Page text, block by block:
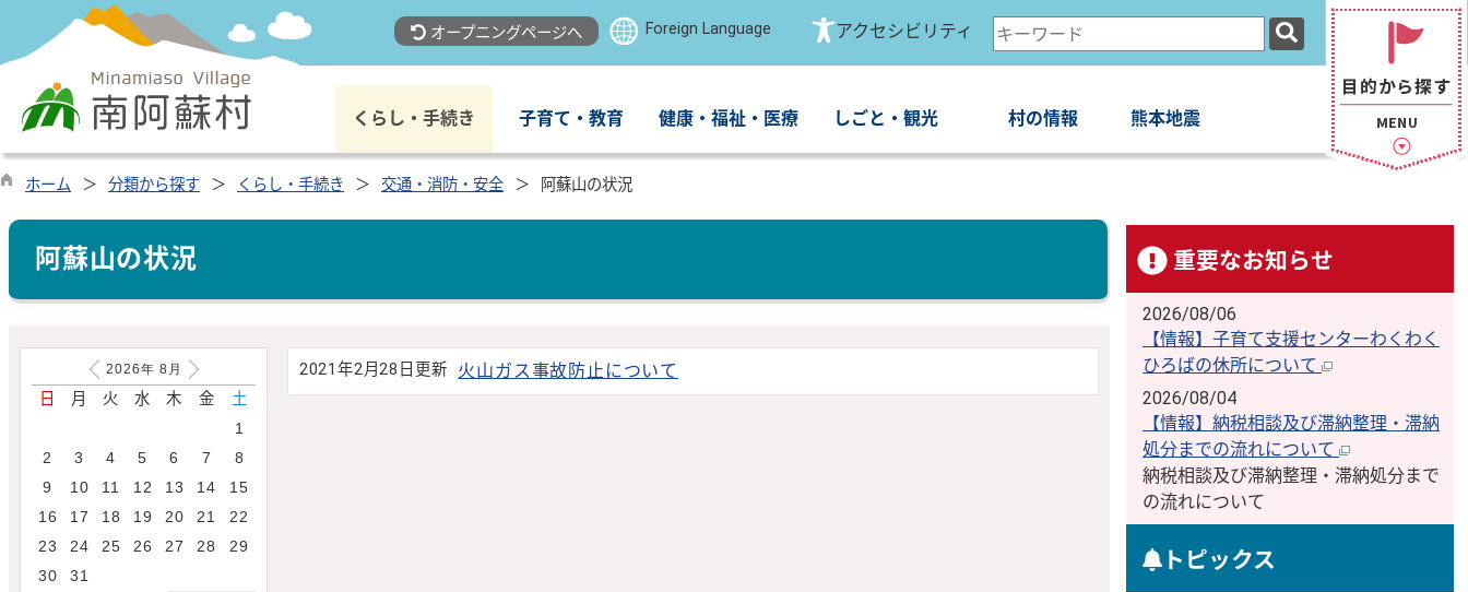
オープニングページへ Foreign Language アクセシビリティ
検
索
ー
ー
くらし・手続き 子育て・教育 健康・福祉・医療 しごと・観光 村の情報 熊本地震
ホーム 分類から探す くらし・手続き 交通・消防・安全 阿蘇山の状況
阿蘇山の状況
2021年2月28日更新 火山ガス事故防止について
2026年 8 月
日 月 火 水 木 金 土
1
2
3 4 5 6 7
8
9
10 11 12 13 14
15
16
17 18 19 20 21
22
23
24 25 26 27 28
29
30
31
重要なお知らせ
2026/08/06
【情報】子育て支援センターわくわく
ひろばの休所について
2026/08/04
【情報】納税相談及び滞納整理・滞納
処分までの流れについて
納税相談及び滞納整理・滞納処分まで
の流れについて
トピックス